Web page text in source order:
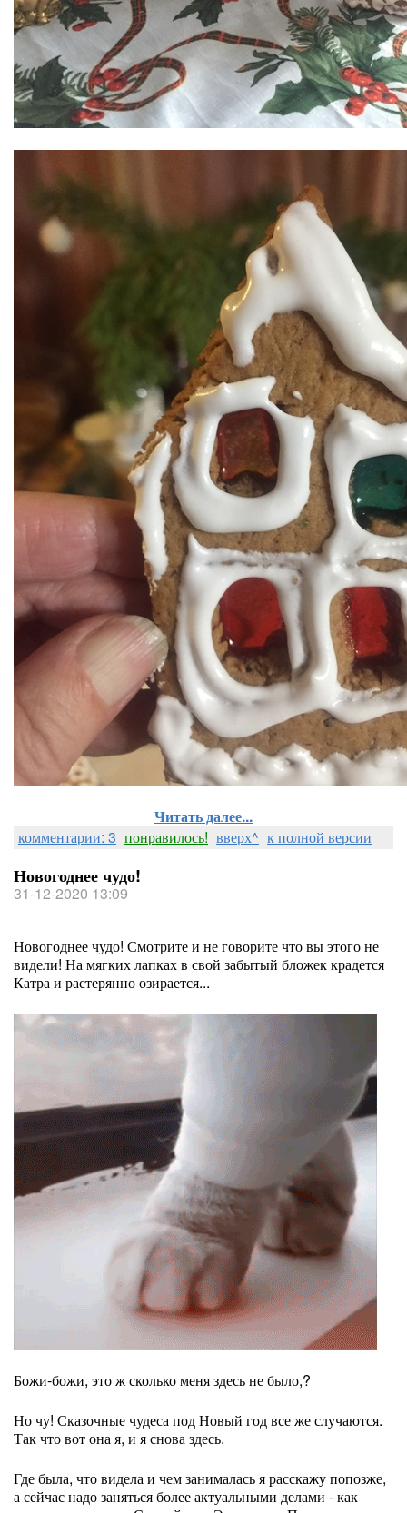
Читать далее...
комментарии: 3 понравилось! вверх^ к полной версии
Новогоднее чудо!
31-12-2020 13:09
Новогоднее чудо! Смотрите и не говорите что вы этого не
видели! На мягких лапках в свой забытый бложек крадется
Катра и растерянно озирается...
Божи-божи, это ж сколько меня здесь не было,?
Но чу! Сказочные чудеса под Новый год все же случаются.
Так что вот она я, и я снова здесь.
Где была, что видела и чем занималась я расскажу попозже,
а сейчас надо заняться более актуальными делами - как